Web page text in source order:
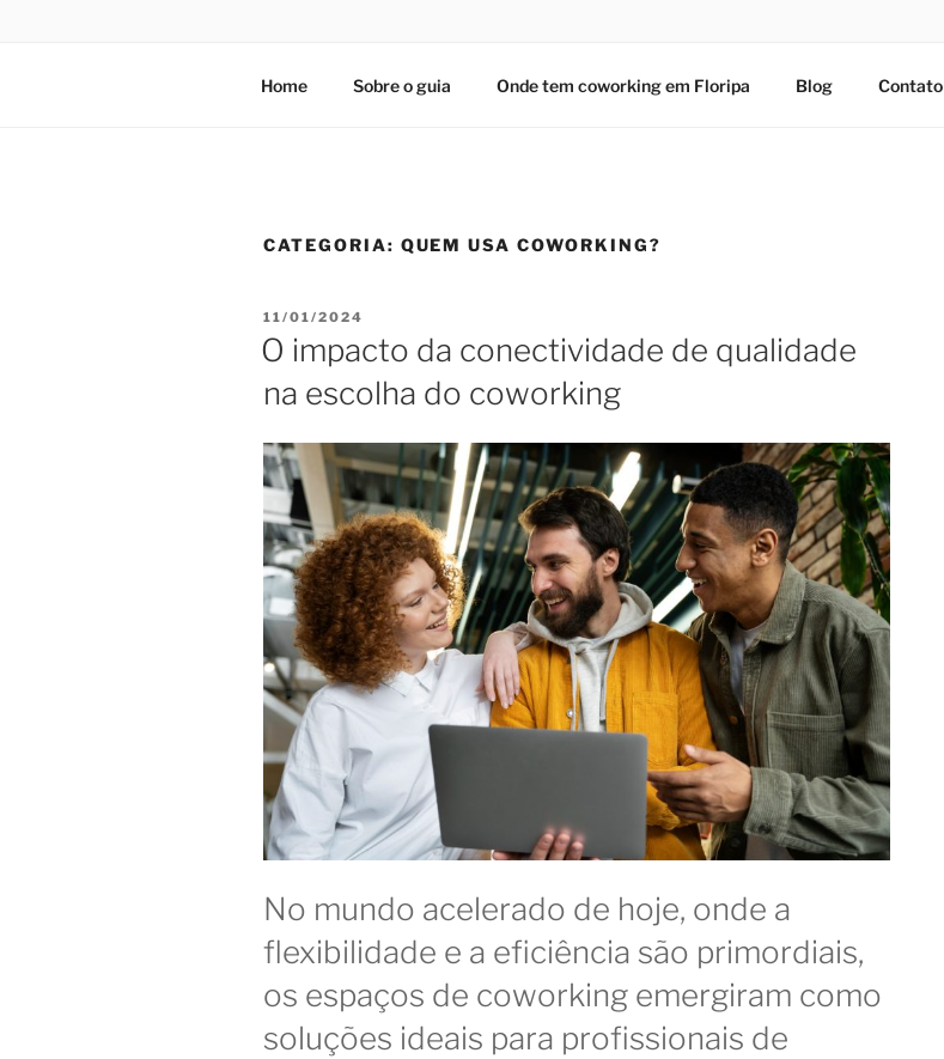
Home Sobre o guia Onde tem coworking em Floripa Blog Contato
CATEGORIA: QUEM USA COWORKING?
PUBLICADO
EM
11/01/2024
O impacto da conectividade de qualidade
na escolha do coworking
No mundo acelerado de hoje, onde a
flexibilidade e a eficiência são primordiais,
os espaços de coworking emergiram como
soluções ideais para profissionais de